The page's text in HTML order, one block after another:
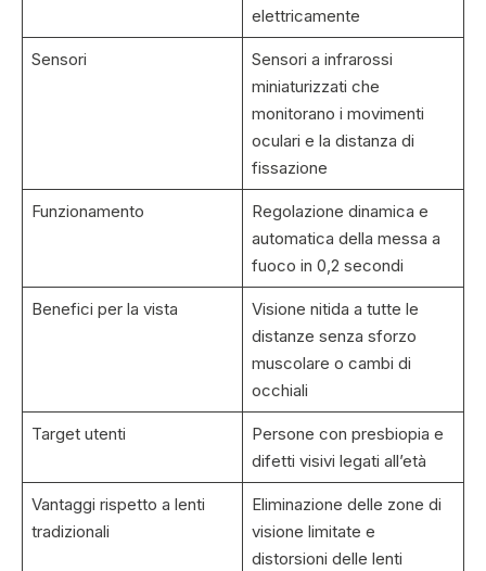
elettricamente
Sensori
Sensori a infrarossi
miniaturizzati che
monitorano i movimenti
oculari e la distanza di
fissazione
Funzionamento
Regolazione dinamica e
automatica della messa a
fuoco in 0,2 secondi
Benefici per la vista
Visione nitida a tutte le
distanze senza sforzo
muscolare o cambi di
occhiali
Target utenti
Persone con presbiopia e
difetti visivi legati all’età
Vantaggi rispetto a lenti
tradizionali
Eliminazione delle zone di
visione limitate e
distorsioni delle lenti